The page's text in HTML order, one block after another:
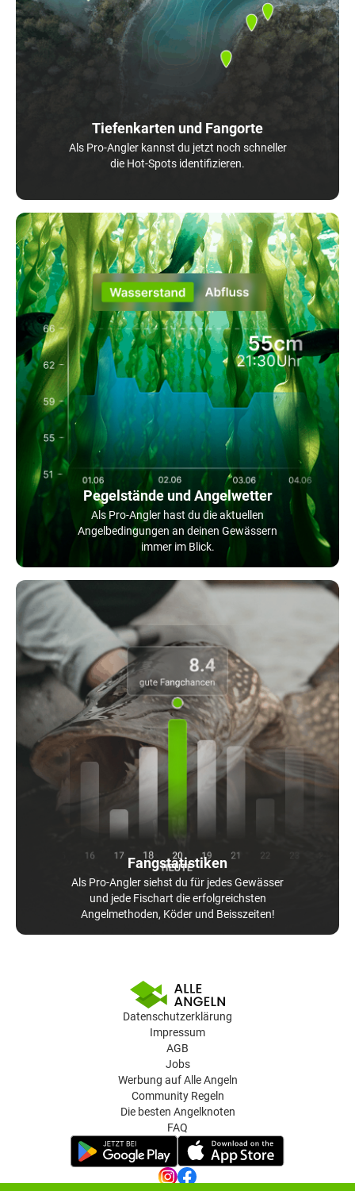
Tiefenkarten und Fangorte
Als Pro-Angler kannst du jetzt noch schneller
die Hot-Spots identifizieren.
Pegelstände und Angelwetter
Als Pro-Angler hast du die aktuellen
Angelbedingungen an deinen Gewässern
immer im Blick.
Fangstatistiken
Als Pro-Angler siehst du für jedes Gewässer
und jede Fischart die erfolgreichsten
Angelmethoden, Köder und Beisszeiten!
Datenschutzerklärung
Impressum
AGB
Jobs
Werbung auf Alle Angeln
Community Regeln
Die besten Angelknoten
FAQ